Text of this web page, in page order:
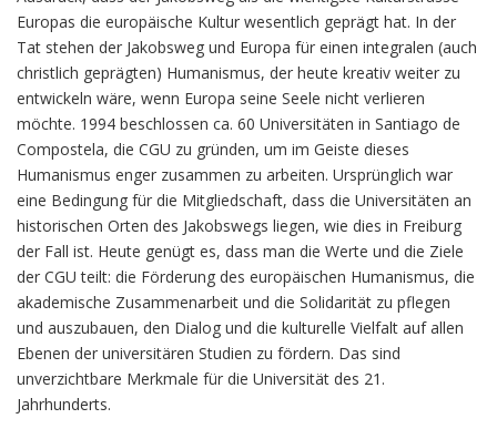
Europas die europäische Kultur wesentlich geprägt hat. In der
Tat stehen der Jakobsweg und Europa für einen integralen (auch
christlich geprägten) Humanismus, der heute kreativ weiter zu
entwickeln wäre, wenn Europa seine Seele nicht verlieren
möchte. 1994 beschlossen ca. 60 Universitäten in Santiago de
Compostela, die CGU zu gründen, um im Geiste dieses
Humanismus enger zusammen zu arbeiten. Ursprünglich war
eine Bedingung für die Mitgliedschaft, dass die Universitäten an
historischen Orten des Jakobswegs liegen, wie dies in Freiburg
der Fall ist. Heute genügt es, dass man die Werte und die Ziele
der CGU teilt: die Förderung des europäischen Humanismus, die
akademische Zusammenarbeit und die Solidarität zu pflegen
und auszubauen, den Dialog und die kulturelle Vielfalt auf allen
Ebenen der universitären Studien zu fördern. Das sind
unverzichtbare Merkmale für die Universität des 21.
Jahrhunderts.